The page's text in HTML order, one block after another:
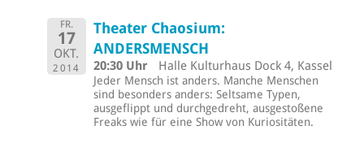
FR.
17
OKT.
2014
Theater Chaosium:
ANDERSMENSCH
20:30 Uhr Halle Kulturhaus Dock 4, Kassel
Jeder Mensch ist anders. Manche Menschen
sind besonders anders: Seltsame Typen,
ausgeflippt und durchgedreht, ausgestoßene
Freaks wie für eine Show von Kuriositäten.